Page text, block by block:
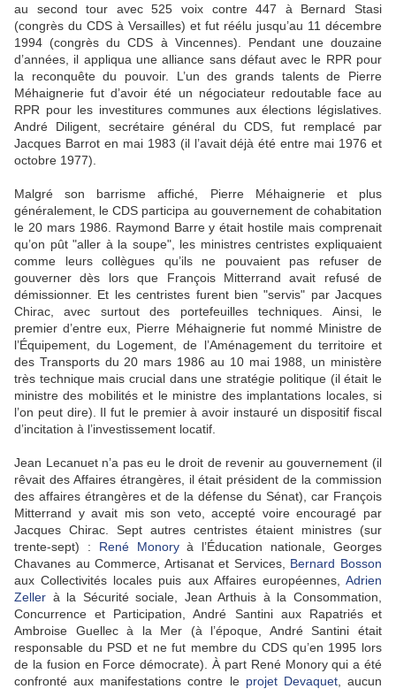
au second tour avec 525 voix contre 447 à Bernard Stasi
(congrès du CDS à Versailles) et fut réélu jusqu’au 11 décembre
1994 (congrès du CDS à Vincennes). Pendant une douzaine
d’années, il appliqua une alliance sans défaut avec le RPR pour
la reconquête du pouvoir. L’un des grands talents de Pierre
Méhaignerie fut d’avoir été un négociateur redoutable face au
RPR pour les investitures communes aux élections législatives.
André Diligent, secrétaire général du CDS, fut remplacé par
Jacques Barrot en mai 1983 (il l’avait déjà été entre mai 1976 et
octobre 1977).
Malgré son barrisme affiché, Pierre Méhaignerie et plus
généralement, le CDS participa au gouvernement de cohabitation
le 20 mars 1986. Raymond Barre y était hostile mais comprenait
qu’on pût "aller à la soupe", les ministres centristes expliquaient
comme leurs collègues qu’ils ne pouvaient pas refuser de
gouverner dès lors que François Mitterrand avait refusé de
démissionner. Et les centristes furent bien "servis" par Jacques
Chirac, avec surtout des portefeuilles techniques. Ainsi, le
premier d’entre eux, Pierre Méhaignerie fut nommé Ministre de
l’Équipement, du Logement, de l’Aménagement du territoire et
des Transports du 20 mars 1986 au 10 mai 1988, un ministère
très technique mais crucial dans une stratégie politique (il était le
ministre des mobilités et le ministre des implantations locales, si
l’on peut dire). Il fut le premier à avoir instauré un dispositif fiscal
d’incitation à l’investissement locatif.
Jean Lecanuet n’a pas eu le droit de revenir au gouvernement (il
rêvait des Affaires étrangères, il était président de la commission
des affaires étrangères et de la défense du Sénat), car François
Mitterrand y avait mis son veto, accepté voire encouragé par
Jacques Chirac. Sept autres centristes étaient ministres (sur
trente-sept) : René Monoryà l’Éducation nationale, Georges
Chavanes au Commerce, Artisanat et Services, Bernard Bosson
aux Collectivités locales puis aux Affaires européennes, Adrien
Zeller à la Sécurité sociale, Jean Arthuis à la Consommation,
Concurrence et Participation, André Santini aux Rapatriés et
Ambroise Guellec à la Mer (à l’époque, André Santini était
responsable du PSD et ne fut membre du CDS qu’en 1995 lors
de la fusion en Force démocrate). À part René Monory qui a été
confronté aux manifestations contre le projet Devaquet, aucun